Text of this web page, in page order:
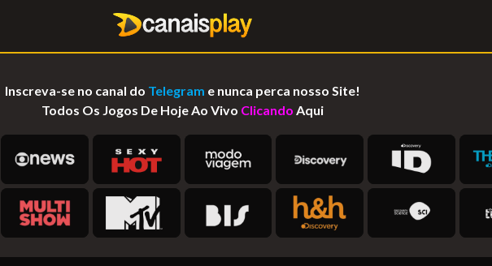
Inscreva-se no canal do Telegram e nunca perca nosso Site!
Todos Os Jogos De Hoje Ao Vivo Clicando Aqui